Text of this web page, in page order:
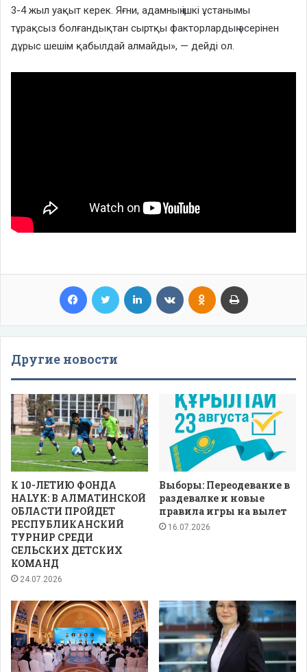
3-4 жыл уақыт керек. Яғни, адамның ішкі ұстанымы
тұрақсыз болғандықтан сыртқы факторлардың әсерінен
дұрыс шешім қабылдай алмайды», — дейді ол.
Facebook Twitter LinkedIn VKontakteOdnoklassniki
Другие новости
К 10-ЛЕТИЮ ФОНДА
HALYK: В АЛМАТИНСКОЙ
ОБЛАСТИ ПРОЙДЕТ
РЕСПУБЛИКАНСКИЙ
ТУРНИР СРЕДИ
СЕЛЬСКИХ ДЕТСКИХ
КОМАНД
24.07.2026
Выборы: Переодевание в
раздевалке и новые
правила игры на вылет
16.07.2026